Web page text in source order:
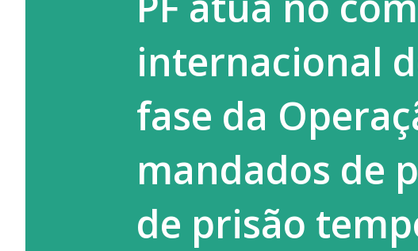
Serviços à Comunidade (PSC) e
adolescentes autores de atos
internacional
fase da
mandados de
de prisão